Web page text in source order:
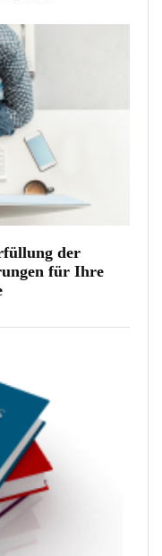
der
für Ihre